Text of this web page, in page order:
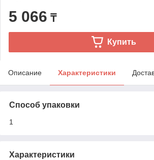
5 066 ₸
Купить
Описание Характеристики
Способ упаковки
1
Характеристики